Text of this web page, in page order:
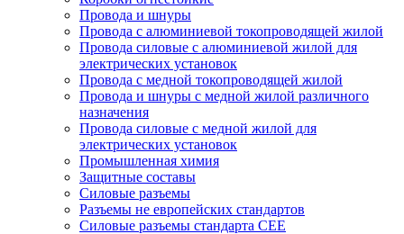
Провода и шнуры
Провода с алюминиевой токопроводящей жилой
Провода силовые с алюминиевой жилой для
электрических установок
Провода с медной токопроводящей жилой
Провода и шнуры с медной жилой различного
назначения
Провода силовые с медной жилой для
электрических установок
Промышленная химия
Защитные составы
Силовые разъемы
Разъемы не европейских стандартов
Силовые разъемы стандарта CEE